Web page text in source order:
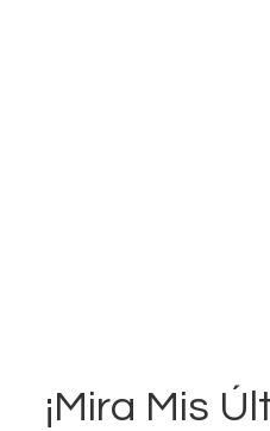
¡Mira Mis